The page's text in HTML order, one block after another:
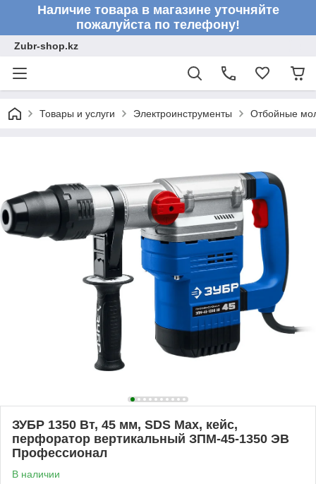
Наличие товара в магазине уточняйте
пожалуйста по телефону!
Zubr-shop.kz
Товары и услуги Электроинструменты Отбойные
ЗУБР 1350 Вт, 45 мм, SDS Max, кейс,
перфоратор вертикальный ЗПМ-45-1350 ЭВ
Профессионал
В наличии